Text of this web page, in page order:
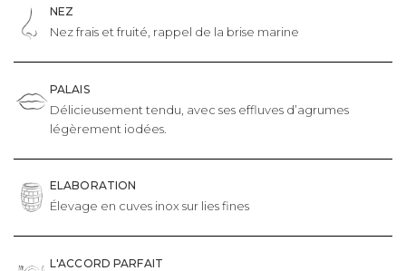
NEZ
Nez frais et fruité, rappel de la brise marine
PALAIS
Délicieusement tendu, avec ses effluves d’agrumes
légèrement iodées.
ELABORATION
Élevage en cuves inox sur lies fines
L'ACCORD PARFAIT